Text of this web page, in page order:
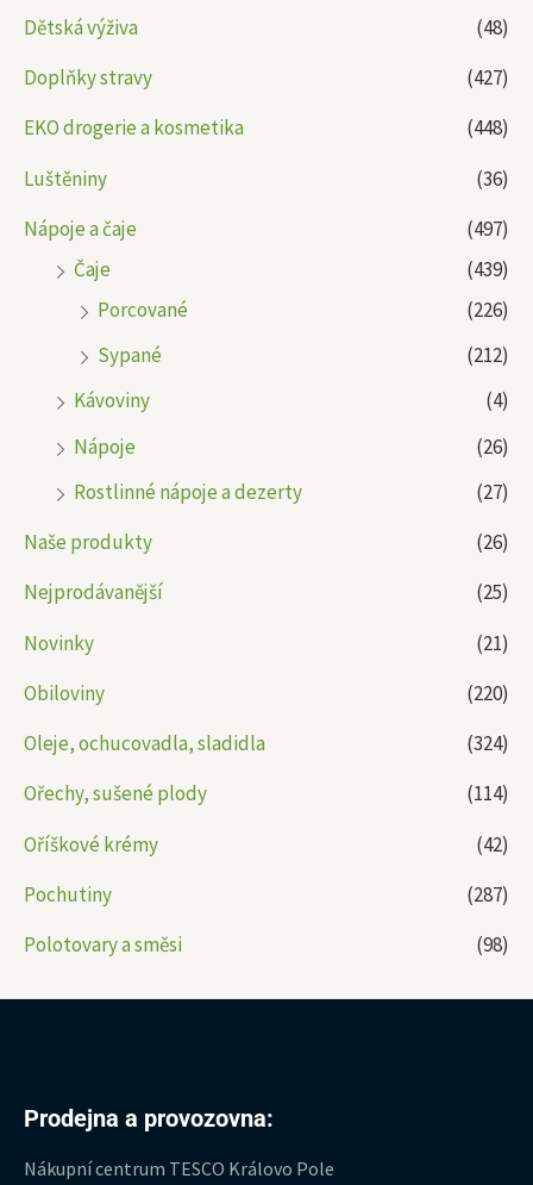
Dětská výživa
(48)
Doplňky stravy
(427)
EKO drogerie a kosmetika
(448)
Luštěniny
(36)
Nápoje a čaje
(497)
Čaje
(439)
Porcované
(226)
Sypané
(212)
Kávoviny
(4)
Nápoje
(26)
Rostlinné nápoje a dezerty
(27)
Naše produkty
(26)
Nejprodávanější
(25)
Novinky
(21)
Obiloviny
(220)
Oleje, ochucovadla, sladidla
(324)
Ořechy, sušené plody
(114)
Oříškové krémy
(42)
Pochutiny
(287)
Polotovary a směsi
(98)
Prodejna a provozovna:
Nákupní centrum TESCO Královo Pole